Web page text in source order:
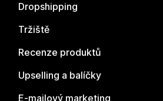
Dropshipping
Tržiště
Recenze produktů
Upselling a balíčky
E-mailový marketing